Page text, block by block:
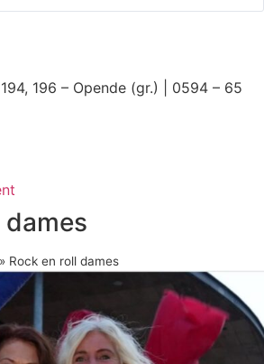
196 – Opende (gr.) | 0594 – 65
dames
» Rock en roll dames